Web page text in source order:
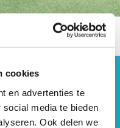
cookies
en advertenties te
media te bieden
Ook delen we
Organisatie login
Meer info